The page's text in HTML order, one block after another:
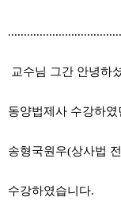
교수님 그간 안녕하
동양법제사 수강하
송형국원우(상사법
수강하였습니다.